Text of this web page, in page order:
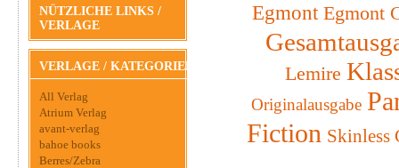
NÜTZLICHE LINKS /
VERLAGE
VERLAGE / KATEGORIEN
All Verlag
Atrium Verlag
avant-verlag
bahoe books
Berres/Zebra
Egmont Egmont
Lemire
Originalausgabe
Fiction Skinless